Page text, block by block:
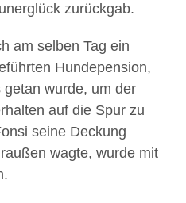
zurückgab.
am selben Tag ein
Hundepension,
wurde, um der
auf die Spur zu
seine Deckung
wagte, wurde mit